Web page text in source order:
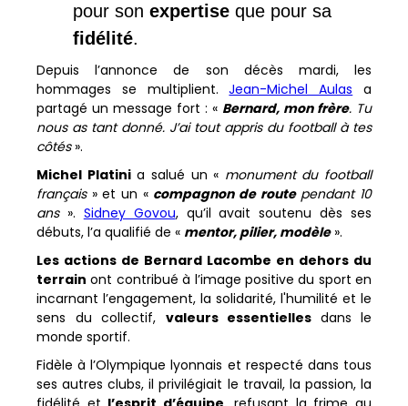
pour son expertise que pour sa
fidélité.
Depuis l’annonce de son décès mardi, les
hommages se multiplient.Jean-Michel Aulas a
partagé un message fort : « Bernard, mon frère. Tu
nous as tant donné. J’ai tout appris du football à tes
côtés».
Michel Platinia salué un « monument du football
français» et un « compagnon de routependant 10
ans». Sidney Govou, qu’il avait soutenu dès ses
débuts, l’a qualifié de « mentor, pilier, modèle».
Les actions de Bernard Lacombe en dehors du
terrain ont contribué à l’image positive du sport en
incarnant l’engagement, la solidarité, l'humilité et le
sens du collectif, valeurs essentielles dans le
monde sportif.
Fidèle à l’Olympique lyonnais et respecté dans tous
ses autres clubs, il privilégiait le travail, la passion, la